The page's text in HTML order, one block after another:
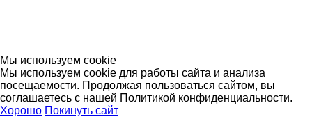
Мы используем cookie
Мы используем cookie для работы сайта и анализа
посещаемости. Продолжая пользоваться сайтом, вы
соглашаетесь с нашей Политикой конфиденциальности.
Хорошо Покинуть сайт